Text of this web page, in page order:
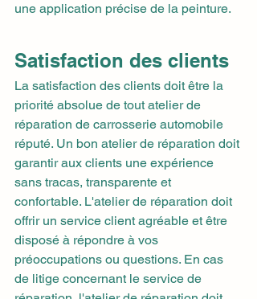
une application précise de la peinture.
Satisfaction des clients
La satisfaction des clients doit être la
priorité absolue de tout atelier de
réparation de carrosserie automobile
réputé. Un bon atelier de réparation doit
garantir aux clients une expérience
sans tracas, transparente et
confortable. L'atelier de réparation doit
offrir un service client agréable et être
disposé à répondre à vos
préoccupations ou questions. En cas
de litige concernant le service de